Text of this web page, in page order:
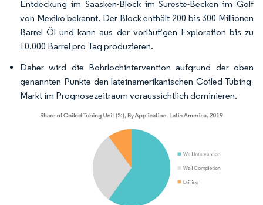
Entdeckung im Saasken-Block im Sureste-Becken im Golf
von Mexiko bekannt. Der Block enthält 200 bis 300 Millionen
Barrel Öl und kann aus der vorläufigen Exploration bis zu
10.000 Barrel pro Tag produzieren.
Daher wird die Bohrlochintervention aufgrund der oben
genannten Punkte den lateinamerikanischen Coiled-Tubing-
Markt im Prognosezeitraum voraussichtlich dominieren.